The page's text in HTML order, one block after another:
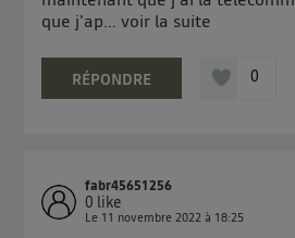
que j'ap...voir la suite
RÉPONDRE 0
fabr45651256
0 like
Le 11 novembre 2022 à 18:25